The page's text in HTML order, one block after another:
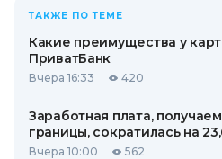
ТАКЖЕ ПО ТЕМЕ
Какие преимущества у
ПриватБанк
Вчера 16:33 420
Заработная плата,
границы, сократилась на
Вчера 10:00 562